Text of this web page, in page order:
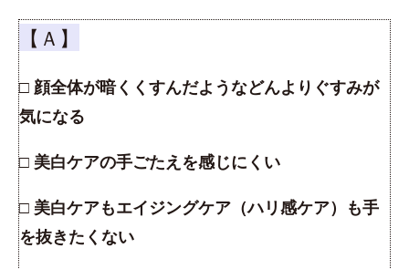
【Ａ】
□ 顔全体が暗くくすんだようなどんよりぐすみが
気になる
□ 美白ケアの手ごたえを感じにくい
□ 美白ケアもエイジングケア（ハリ感ケア）も手
を抜きたくない